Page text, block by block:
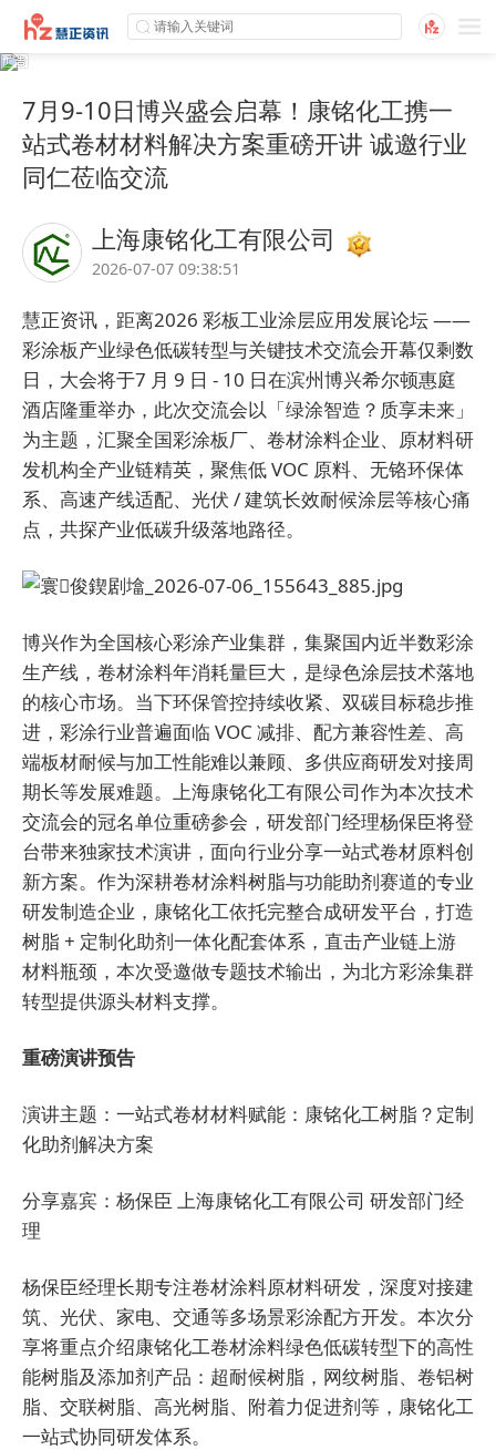
7月9-10日博兴盛会启幕！康铭化工携一
站式卷材材料解决方案重磅开讲 诚邀行业
同仁莅临交流
上海康铭化工有限公司
2026-07-07 09:38:51
慧正资讯，距离2026 彩板工业涂层应用发展论坛 ——
彩涂板产业绿色低碳转型与关键技术交流会开幕仅剩数
日，大会将于7 月 9 日 - 10 日在滨州博兴希尔顿惠庭
酒店隆重举办，此次交流会以「绿涂智造？质享未来」
为主题，汇聚全国彩涂板厂、卷材涂料企业、原材料研
发机构全产业链精英，聚焦低 VOC 原料、无铬环保体
系、高速产线适配、光伏 / 建筑长效耐候涂层等核心痛
点，共探产业低碳升级落地路径。
博兴作为全国核心彩涂产业集群，集聚国内近半数彩涂
生产线，卷材涂料年消耗量巨大，是绿色涂层技术落地
的核心市场。当下环保管控持续收紧、双碳目标稳步推
进，彩涂行业普遍面临 VOC 减排、配方兼容性差、高
端板材耐候与加工性能难以兼顾、多供应商研发对接周
期长等发展难题。 上海康铭化工有限公司作为本次技术
交流会的冠名单位重磅参会，研发部门经理杨保臣将登
台带来独家技术演讲，面向行业分享一站式卷材原料创
新方案。作为深耕卷材涂料树脂与功能助剂赛道的专业
研发制造企业，康铭化工依托完整合成研发平台，打造
树脂 + 定制化助剂一体化配套体系，直击产业链上游
材料瓶颈，本次受邀做专题技术输出，为北方彩涂集群
转型提供源头材料支撑。
重磅演讲预告
演讲主题：一站式卷材材料赋能： 康铭化工树脂？定制
化助剂解决方案
分享嘉宾：杨保臣 上海康铭化工有限公司 研发部门经
理
杨保臣经理长期专注卷材涂料原材料研发，深度对接建
筑、光伏、家电、交通等多场景彩涂配方开发。本次分
享将重点介绍康铭化工卷材涂料绿色低碳转型下的高性
能树脂及添加剂产品：超耐候树脂，网纹树脂、卷铝树
脂、交联树脂、高光树脂、附着力促进剂等，康铭化工
一站式协同研发体系。